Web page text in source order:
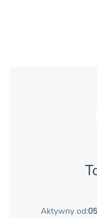
Aktywny od: